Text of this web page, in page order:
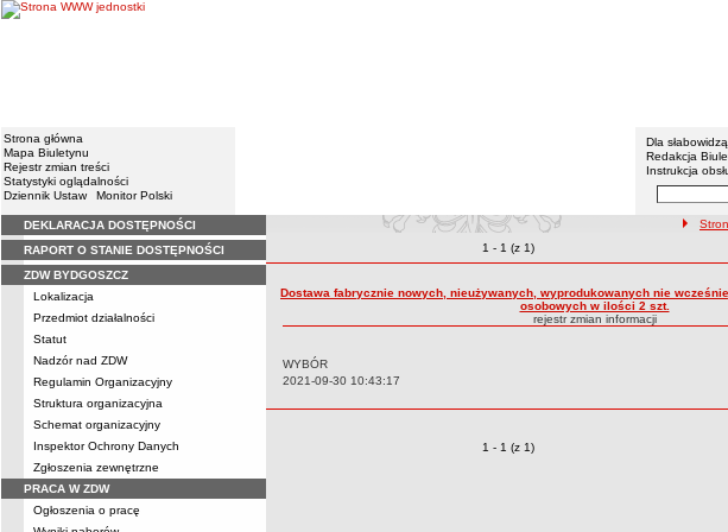
Strona główna
Mapa Biuletynu
Rejestr zmian treści
Statystyki oglądalności
Dziennik Ustaw
Monitor Polski
BIP -
Menu
Dla
Redakcja
Instrukcja
Wyszukiwarka
Menu
DEKLARACJA DOSTĘPNOŚCI
RAPORT O STANIE DOSTĘPNOŚCI
ZDW BYDGOSZCZ
Lokalizacja
Przedmiot działalności
Statut
Nadzór nad ZDW
Regulamin Organizacyjny
Struktura organizacyjna
Schemat organizacyjny
Inspektor Ochrony Danych
Zgłoszenia zewnętrzne
PRACA W ZDW
Ogłoszenia o pracę
ścieżka
Zmiany o pozycjach
1 - 1 (z 1)
Dostawa fabrycznie nowych, nieużywanych, wyprodukowanych nie
osobowych w ilości 2 szt.
rejestr zmian informacji
WYBÓR
Data:
2021-09-30 10:43:17
Zmiany o pozycjach
1 - 1 (z 1)